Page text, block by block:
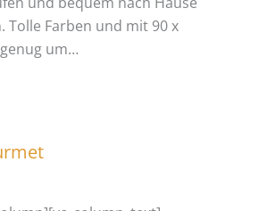
Tolle Farben und mit 90 x
um…